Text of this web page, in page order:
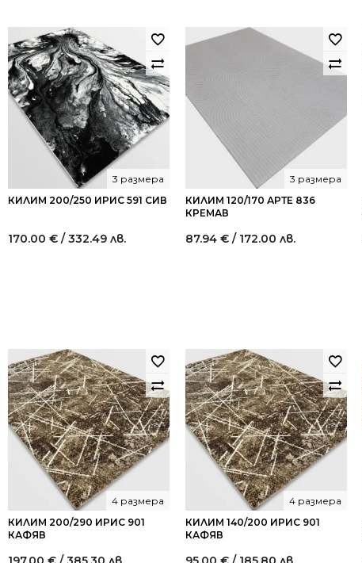
КИЛИМ 200/250 ИРИС 591 СИВ
3 размера
170.00 € / 332.49 лв.
КИЛИМ 120/170 АРТЕ 836
КРЕМАВ
3 размера
87.94 € / 172.00 лв.
КИЛИМ 200/290 ИРИС 901
КАФЯВ
4 размера
КИЛИМ 140/200 ИРИС 901
КАФЯВ
4 размера